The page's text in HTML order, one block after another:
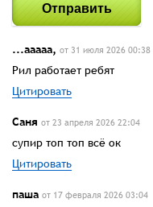
Отправить
...ааааа, от 31 июля 2026 00:38
Рил работает ребят
Цитировать
Саня от 23 апреля 2026 22:04
супир топ топ всё ок
Цитировать
паша от 17 февраля 2026 03:04